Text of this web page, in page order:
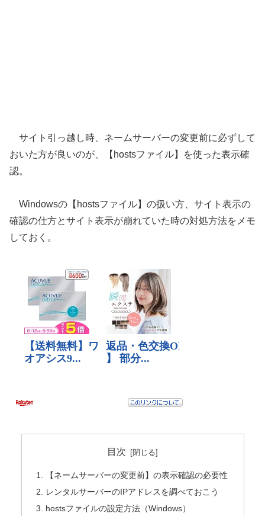
サイト引っ越し時、ネームサーバーの変更前に必ずして
おいた方が良いのが、【hostsファイル】を使った表示確
認。
Windowsの【hostsファイル】の扱い方、サイト表示の
確認の仕方とサイト表示が崩れていた時の対処方法をメモ
しておく。
目次
【ネームサーバーの変更前】の表示確認の必要性
レンタルサーバーのIPアドレスを調べておこう
hostsファイルの設定方法（Windows）